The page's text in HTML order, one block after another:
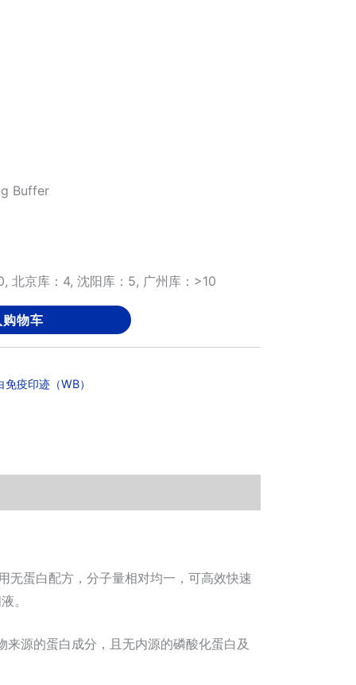
Buffer
北京库：4, 沈阳库：5, 广州库：>10
购物车
免疫印迹（WB）
蛋白配方，分子量相对均一，可高效快速
。
源的蛋白成分，且无内源的磷酸化蛋白及